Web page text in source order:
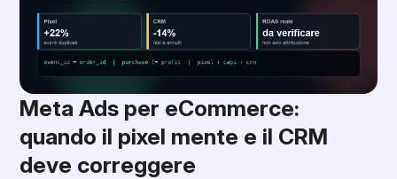
Meta Ads per eCommerce:
quando il pixel mente e il CRM
deve correggere